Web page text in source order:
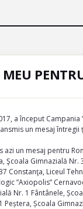
MEU
a început
un mesaj întregii
azi un mesaj pentru
Şcoala Gimnazială
Constanţa, Liceul
”Axiopolis”
Nr. 1 Fântânele,
Peștera, Școala